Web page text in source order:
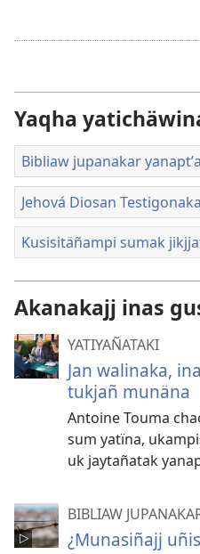
Yaqha
Bibliaw jupanakar
Jehová Diosan
Kusisitäñampi sumak
Akanakajj inas
YATIYAÑATAKI
Jan walinaka,
tukjañ munäna
Antoine Touma
sum yatïna,
uk jaytañatak
BIBLIAW
¿Munasiñajj